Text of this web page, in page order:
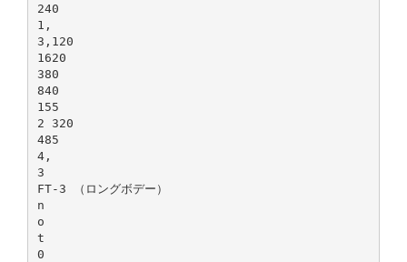
240
1,
3,120
1620
380
840
155
2 320
485
4,
3
FT-3 （ロングボデー）
n
o
t
0